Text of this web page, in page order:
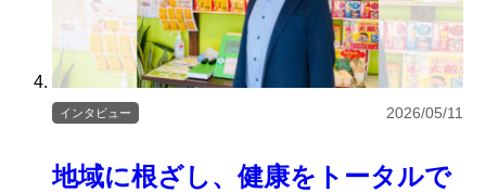
地域に根ざし、健康をトータルで
インタビュー 2026/05/11